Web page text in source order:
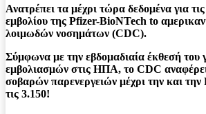
Ανατρέπει τα μέχρι τώρα δεδομένα για
εμβολίου της Pfizer-BioNTech to
λοιμωδών νοσημάτων (CDC).
Σύμφωνα με την εβδομαδιαία έκθεσή του
εμβολιασμών στις ΗΠΑ, το CDC αναφέρει
σοβαρών παρενεργειών μέχρι την και
τις 3.150!